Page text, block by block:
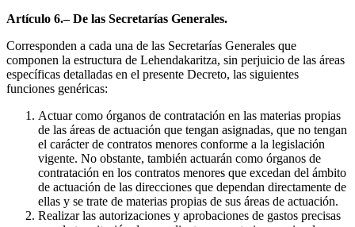
Artículo 6.– De las Secretarías Generales.
Corresponden a cada una de las Secretarías Generales que
componen la estructura de Lehendakaritza, sin perjuicio de las áreas
específicas detalladas en el presente Decreto, las siguientes
funciones genéricas:
Actuar como órganos de contratación en las materias propias
de las áreas de actuación que tengan asignadas, que no tengan
el carácter de contratos menores conforme a la legislación
vigente. No obstante, también actuarán como órganos de
contratación en los contratos menores que excedan del ámbito
de actuación de las direcciones que dependan directamente de
ellas y se trate de materias propias de sus áreas de actuación.
Realizar las autorizaciones y aprobaciones de gastos precisas